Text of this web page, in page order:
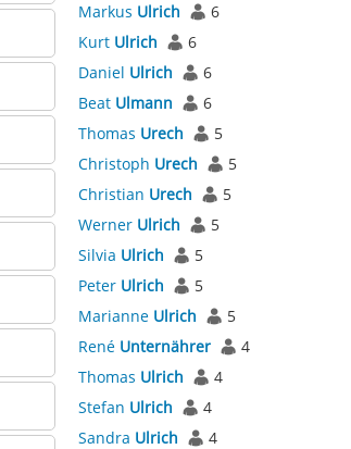
Markus Ulrich
6
Kurt Ulrich
6
Daniel Ulrich
6
Beat Ulmann
6
Thomas Urech
5
Christoph Urech
5
Christian Urech
5
Werner Ulrich
5
Silvia Ulrich
5
Peter Ulrich
5
Marianne Ulrich
5
René Unternährer
4
Thomas Ulrich
4
Stefan Ulrich
4
Sandra Ulrich
4